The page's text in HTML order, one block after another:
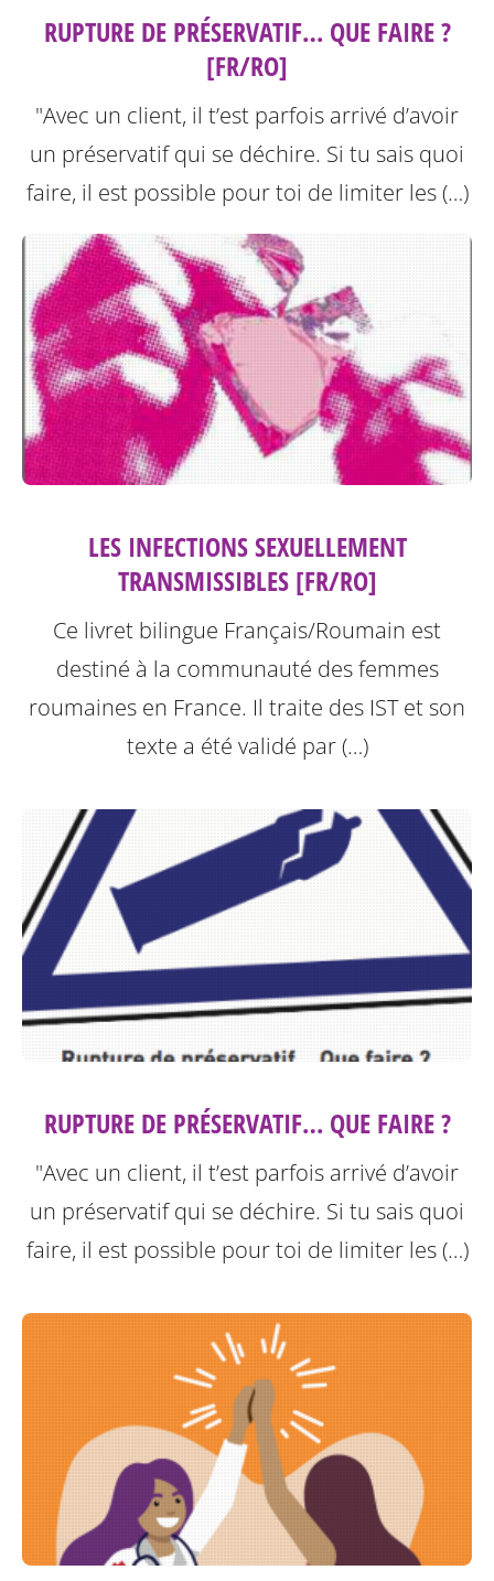
RUPTURE DE PRÉSERVATIF… QUE FAIRE ?
[FR/RO]
"Avec un client, il t’est parfois arrivé d’avoir
un préservatif qui se déchire. Si tu sais quoi
faire, il est possible pour toi de limiter les (…)
LES INFECTIONS SEXUELLEMENT
TRANSMISSIBLES [FR/RO]
Ce livret bilingue Français/Roumain est
destiné à la communauté des femmes
roumaines en France. Il traite des IST et son
texte a été validé par (…)
RUPTURE DE PRÉSERVATIF… QUE FAIRE ?
"Avec un client, il t’est parfois arrivé d’avoir
un préservatif qui se déchire. Si tu sais quoi
faire, il est possible pour toi de limiter les (…)